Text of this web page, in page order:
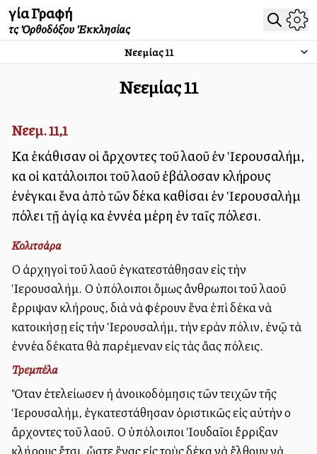
Ἁγία Γραφή
τῆς Ὀρθοδόξου Ἐκκλησίας
Νεεμίας11
Νεεμίας11
Νεεμ. 11,1
Καὶ ἐκάθισαν οἱ ἄρχοντες τοῦ λαοῦ ἐν Ἱερουσαλήμ,
καὶ οἱ κατάλοιποι τοῦ λαοῦ ἐβάλοσαν κλήρους
ἐνέγκαι ἕνα ἀπὸ τῶν δέκα καθίσαι ἐν Ἱερουσαλὴμ
πόλει τῇ ἁγίᾳ καὶ ἐννέα μέρη ἐν ταῖς πόλεσι.
Κολιτσάρα
Οἱ ἀρχηγοὶ τοῦ λαοῦ ἐγκατεστάθησαν εἰς τὴν
Ἱερουσαλήμ. Οἱ ὑπόλοιποι ὅμως ἄνθρωποι τοῦ λαοῦ
ἔρριψαν κλήρους, διὰ νὰ φέρουν ἕνα ἐπὶ δέκα νὰ
κατοικήσῃ εἰς τὴν Ἱερουσαλήμ, τὴν ἱερὰν πόλιν, ἐνῷ τὰ
ἐννέα δέκατα θὰ παρέμεναν εἰς τὰς ἄλλας πόλεις.
Τρεμπέλα
Ὅταν ἐτελείωσεν ἡ ἀνοικοδόμησις τῶν τειχῶν τῆς
Ἱερουσαλήμ, ἐγκατεστάθησαν ὁριστικῶς εἰς αὐτὴν οἱ
ἄρχοντες τοῦ λαοῦ. Οἱ ὑπόλοιποι Ἰουδαῖοι ἔρριξαν